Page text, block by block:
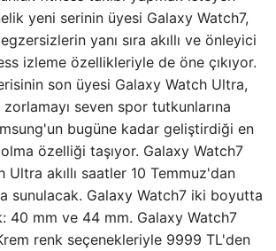
yeni serinin üyesi Galaxy Watch7,
yanı sıra akıllı ve önleyici
izleme özellikleriyle de öne çıkıyor.
son üyesi Galaxy Watch Ultra,
zorlamayı seven spor tutkunlarına
bugüne kadar geliştirdiği en
özelliği taşıyor. Galaxy Watch7
Ultra akıllı saatler 10 Temmuz'dan
sunulacak. Galaxy Watch7 iki boyutta
40 mm ve 44 mm. Galaxy Watch7
renk seçenekleriyle 9999 TL'den